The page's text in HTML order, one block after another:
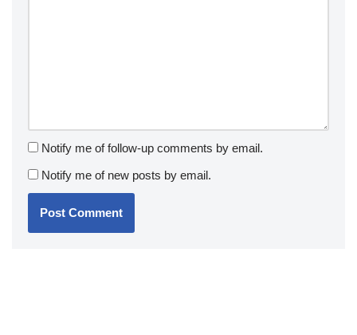
Notify me of follow-up comments by email.
Notify me of new posts by email.